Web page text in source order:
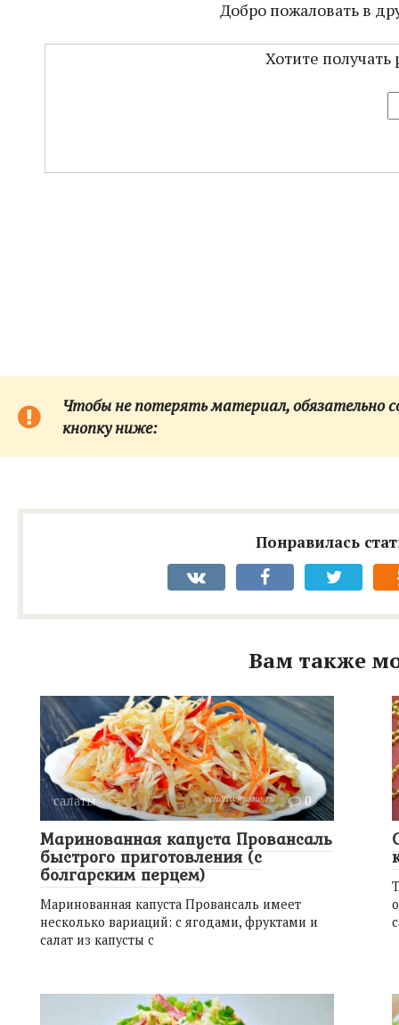
Добро пожаловать в
Хотите
Чтобы не потерять материал, обязательно
кнопку ниже:
Понравилась
Вам также
салаты 0
Маринованная капуста Провансаль
быстрого приготовления (с
болгарским перцем)
Маринованная капуста Провансаль имеет
несколько вариаций: с ягодами, фруктами и
салат из капусты с